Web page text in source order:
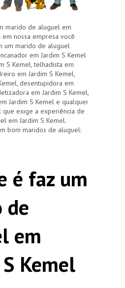
de aluguel em
em nossa empresa você
um marido de aluguel
em Jardim S Kemel
S Kemel, telhadista em
em Jardim S Kemel,
desentupidora em
em Jardim S Kemel,
Jardim S Kemel e qualquer
exige a experiência de
em Jardim S Kemel.
bom maridos de aluguel:
é faz um
de
em
Kemel